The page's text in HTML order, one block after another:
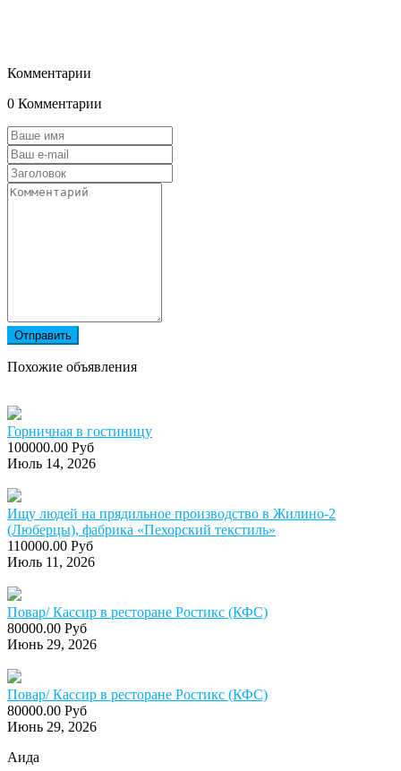
Комментарии
0 Комментарии
Отправить
Похожие объявления
Горничная в гостиницу
100000.00 Руб
Июль 14, 2026
Ищу людей на прядильное производство в Жилино-2
(Люберцы), фабрика «Пехорский текстиль»
110000.00 Руб
Июль 11, 2026
Повар/ Кассир в ресторане Ростикс (КФС)
80000.00 Руб
Июнь 29, 2026
Повар/ Кассир в ресторане Ростикс (КФС)
80000.00 Руб
Июнь 29, 2026
Аида